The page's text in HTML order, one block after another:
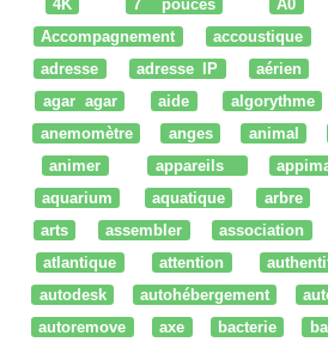
4K
7 pouces A0
Accompagnement
accoustique
adresse
adresse IP aérien
agar agar
aide algorythme
anemomètre
anges animal
animer
appareils
aquarium
aquatique arbre
arts
assembler association
atlantique
attention
autodesk
autohébergement
autoremove
axe bacterie